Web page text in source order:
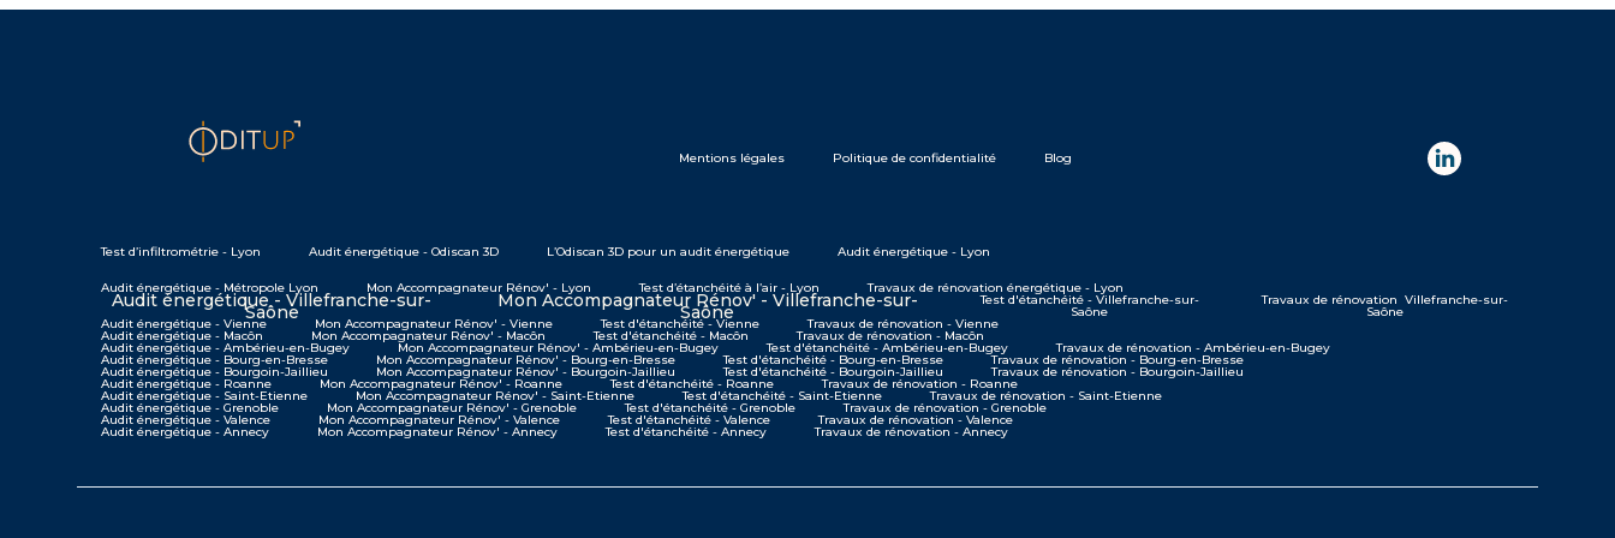
Mentions légales Politique de confidentialité Blog
Test d’infiltrométrie - Lyon Audit énergétique - Odiscan 3D L’Odiscan 3D pour un audit énergétique Audit énergétique - Lyon
Audit énergétique - Métropole Lyon Mon Accompagnateur Rénov' - Lyon Test d’étanchéité à l’air - Lyon Travaux de rénovation énergétique - Lyon
Audit énergétique - Villefranche-sur-
Saône
Mon Accompagnateur Rénov' - Villefranche-sur-
Saône
Test d'étanchéité - Villefranche-sur-
Saône
Travaux de rénovation Villefranche-sur-
Saône
Audit énergétique - Vienne Mon Accompagnateur Rénov' - Vienne Test d'étanchéité - Vienne Travaux de rénovation - Vienne
Audit énergétique - Macôn Mon Accompagnateur Rénov' - Macôn Test d'étanchéité - Macôn Travaux de rénovation - Macôn
Audit énergétique - Ambérieu-en-Bugey Mon Accompagnateur Rénov' - Ambérieu-en-Bugey Test d'étanchéité - Ambérieu-en-Bugey Travaux de rénovation - Ambérieu-en-Bugey
Audit énergétique - Bourg-en-Bresse Mon Accompagnateur Rénov' - Bourg-en-Bresse Test d'étanchéité - Bourg-en-Bresse Travaux de rénovation - Bourg-en-Bresse
Audit énergétique - Bourgoin-Jaillieu Mon Accompagnateur Rénov' - Bourgoin-Jaillieu Test d'étanchéité - Bourgoin-Jaillieu Travaux de rénovation - Bourgoin-Jaillieu
Audit énergétique - Roanne Mon Accompagnateur Rénov' - Roanne Test d'étanchéité - Roanne Travaux de rénovation - Roanne
Audit énergétique - Saint-Etienne Mon Accompagnateur Rénov' - Saint-Etienne Test d'étanchéité - Saint-Etienne Travaux de rénovation - Saint-Etienne
Audit énergétique - Grenoble Mon Accompagnateur Rénov' - Grenoble Test d'étanchéité - Grenoble Travaux de rénovation - Grenoble
Audit énergétique - Valence Mon Accompagnateur Rénov' - Valence Test d'étanchéité - Valence Travaux de rénovation - Valence
Audit énergétique - Annecy Mon Accompagnateur Rénov' - Annecy Test d'étanchéité - Annecy Travaux de rénovation - Annecy